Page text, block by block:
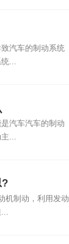
汽车的制动系统
...
汽车汽车的制动
...
?
机制动，利用发动